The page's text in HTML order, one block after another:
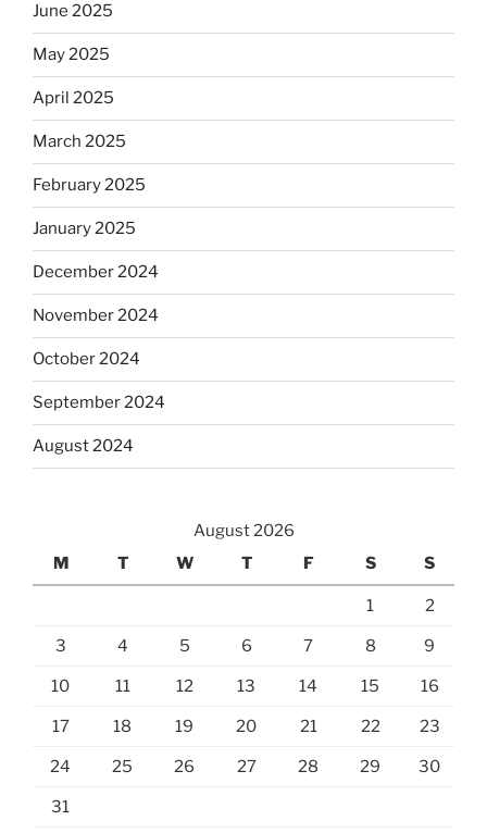
June 2025
May 2025
April 2025
March 2025
February 2025
January 2025
December 2024
November 2024
October 2024
September 2024
August 2024
August 2026
M
T W T F S S
1 2
3 4 5 6 7 8 9
10 11 12 13 14 15 16
17 18 19 20 21 22 23
24 25 26 27 28 29 30
31